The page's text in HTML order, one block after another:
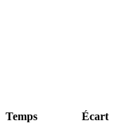
Temps Écart